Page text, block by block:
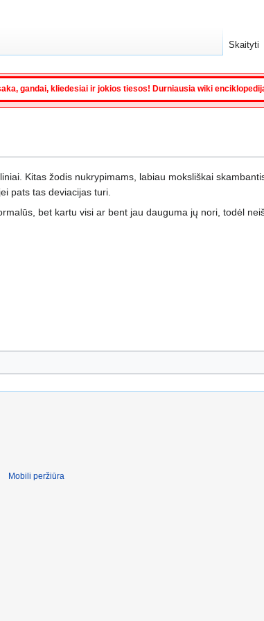
gandai, kliedesiai ir jokios tiesos! Durniausia wiki
Kitas žodis nukrypimams, labiau moksliškai
pats tas deviacijas turi.
bet kartu visi ar bent jau dauguma jų nori, todėl
Skaityti
Mobili peržiūra